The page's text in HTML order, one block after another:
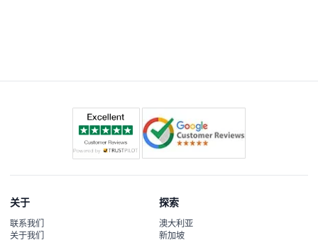
关于
联系我们
关于我们
探索
澳大利亚
新加坡